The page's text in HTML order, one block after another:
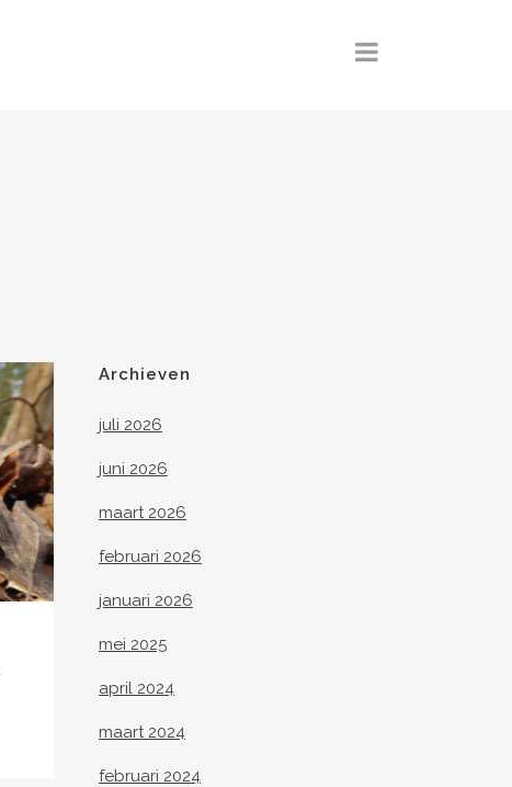
Archieven
juli 2026
juni 2026
maart 2026
februari 2026
januari 2026
mei 2025
april 2024
maart 2024
februari 2024